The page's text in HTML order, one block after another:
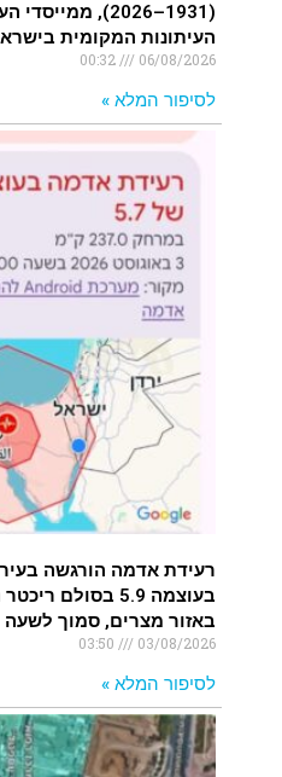
(1931–2026),
העיתונות המקומית
06/08/2026
לסיפור המלא »
רעידת אדמה הורגשה
בעוצמה 5.9
באזור מצרים, סמוך לשעה 03:0
03/08/2026
לסיפור המלא »